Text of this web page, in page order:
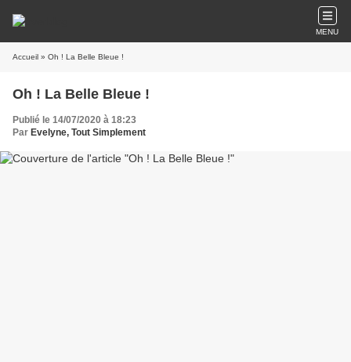
MENU
Accueil » Oh ! La Belle Bleue !
Oh ! La Belle Bleue !
Publié le 14/07/2020 à 18:23
Par Evelyne, Tout Simplement